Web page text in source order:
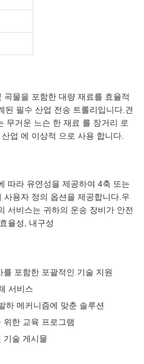
된 필수 산업 전송 트롤리입니다.견
무거운 느슨 한 재료 를 장거리 로
업 에 이상적 으로 사용 합니다.
따라 유연성을 제공하여 4축 또는
사용자 정의 옵션을 제공합니다.우
서비스는 귀하의 운송 장비가 안전
율성, 내구성
포함한 포괄적인 기술 지원
서비스
메커니즘에 맞춘 솔루션
술 게시물
엇입니까?
, 자갈 및 기타 느슨한 재화와 같은
운송하는 데 사용됩니다.